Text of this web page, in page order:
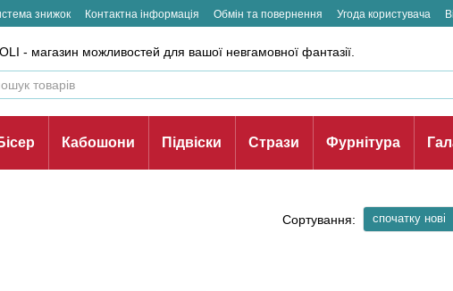
знижок Контактна інформація Обмін та повернення Угода користувача
- магазин можливостей для вашої невгамовної фантазії.
Кабошони Підвіски Стрази Фурнітура
Сортування: спочатку нові